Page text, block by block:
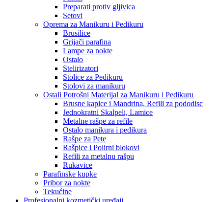
Preparati protiv gljivica
Setovi
Oprema za Manikuru i Pedikuru
Brusilice
Grijači parafina
Lampe za nokte
Ostalo
Stelirizatori
Stolice za Pedikuru
Stolovi za manikuru
Ostali Potrošni Materijal za Manikuru i Pedikuru
Brusne kapice i Mandrina, Refili za pododisc
Jednokratni Skalpeli, Lamice
Metalne rašpe za refile
Ostalo manikura i pedikura
Rašpe za Pete
Rašpice i Polirni blokovi
Refili za metalnu rašpu
Rukavice
Parafinske kupke
Pribor za nokte
Tekućine
Profesionalni kozmetički uređaji